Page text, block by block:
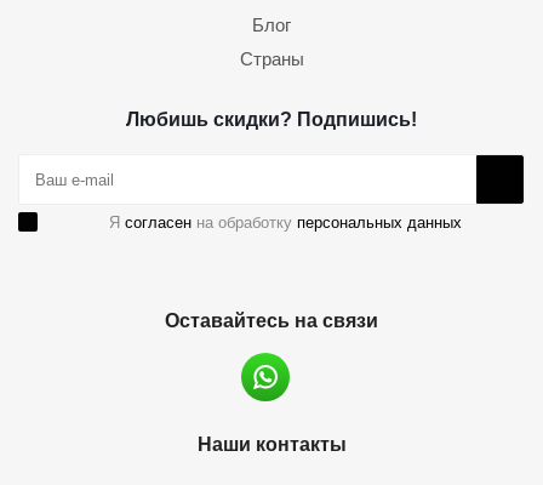
Блог
Страны
Любишь скидки? Подпишись!
Я согласен на обработку персональных данных
Оставайтесь на связи
Наши контакты